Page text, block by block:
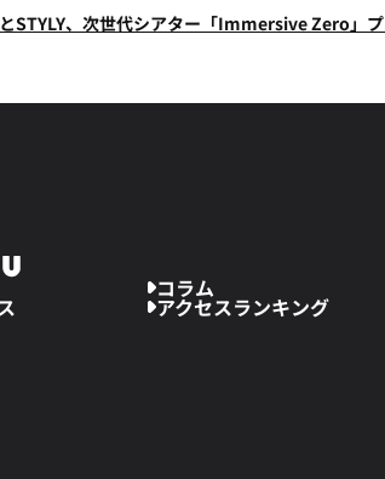
に安定のラインナップ 堺雅
STYLY、次世代シアター「Immersive Zero」
コラム
アクセスランキング